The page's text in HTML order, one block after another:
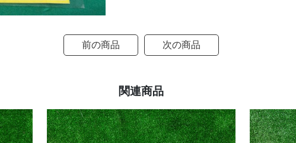
前の商品 次の商品
関連商品